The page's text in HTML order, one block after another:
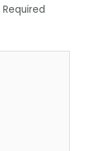
Required